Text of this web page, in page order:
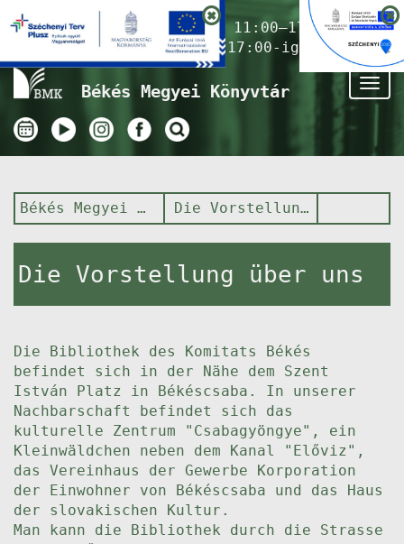
Nyitvatartás ma:11:00–17:00
(Gyermekkönyvtár 17:00-ig)
Békés Megyei Könyvtár
Békés Megyei Könyvtár Die Vorstellung über uns
Die Vorstellung über uns
Die Bibliothek des Komitats Békés
befindet sich in der Nähe dem Szent
István Platz in Békéscsaba. In unserer
Nachbarschaft befindet sich das
kulturelle Zentrum "Csabagyöngye", ein
Kleinwäldchen neben dem Kanal "Előviz",
das Vereinhaus der Gewerbe Korporation
der Einwohner von Békéscsaba und das Haus
der slovakischen Kultur.
Man kann die Bibliothek durch die Strasse